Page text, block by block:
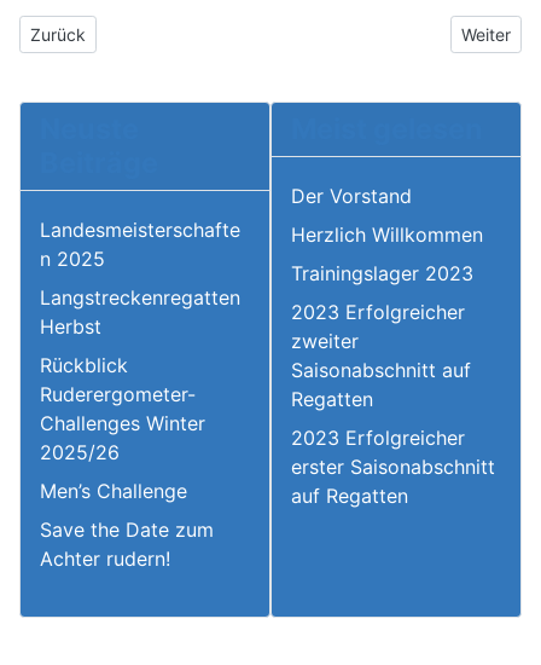
Vorheriger Beitrag: Schnuppertraining
Zurück Nächster
Weiter
Landesmeisterschafte
n 2025
Langstreckenregatten
Herbst
Rückblick
Ruderergometer-
Challenges Winter
2025/26
Men’s Challenge
Save the Date zum
Achter rudern!
Der Vorstand
Herzlich Willkommen
Trainingslager 2023
2023 Erfolgreicher
zweiter
Saisonabschnitt auf
Regatten
2023 Erfolgreicher
erster Saisonabschnitt
auf Regatten